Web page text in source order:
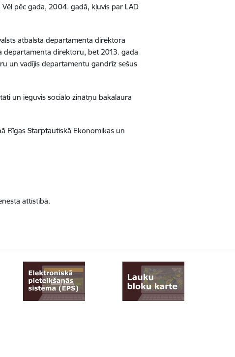
pēc gada, 2004. gadā, kļuvis par LAD
atbalsta departamenta direktora
departamenta direktoru, bet 2013. gada
un vadījis departamentu gandrīz sešus
un ieguvis sociālo zinātņu bakalaura
Rīgas Starptautiskā Ekonomikas un
attīstībā.